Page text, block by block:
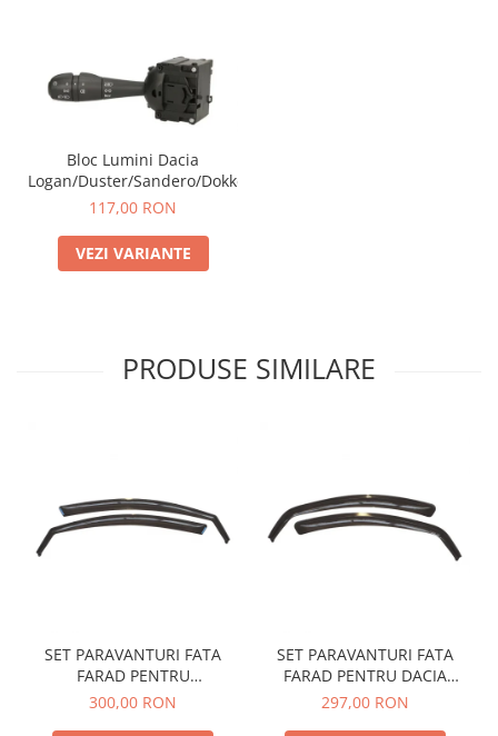
Bloc Lumini Dacia
Logan/Duster/Sandero/Dokker
117,00 RON
VEZI VARIANTE
PRODUSE SIMILARE
SET PARAVANTURI FATA
FARAD PENTRU
VOLKSWAGEN PASSAT - SW
300,00 RON
SET PARAVANTURI FATA
FARAD PENTRU DACIA
SANDERO / SANDERO
297,00 RON